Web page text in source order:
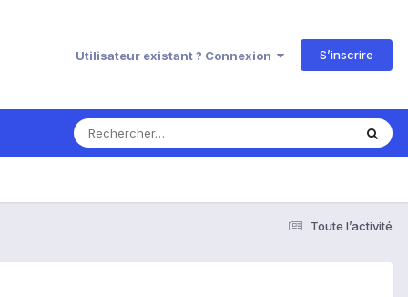
Utilisateur existant ? Connexion S’inscrire
Toute l’activité